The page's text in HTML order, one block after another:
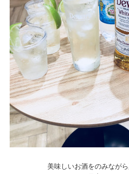
美味しいお酒をのみながら